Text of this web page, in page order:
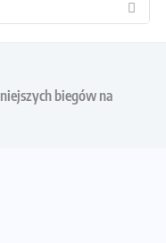
biegów na